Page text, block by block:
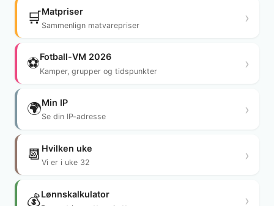
🛒Matpriser
Sammenlign matvarepriser ›
⚽Fotball-VM 2026
Kamper, grupper og tidspunkter ›
🌍Min IP
Se din IP-adresse ›
📆 Hvilken uke
Vi er i uke 32 ›
💰Lønnskalkulator ›